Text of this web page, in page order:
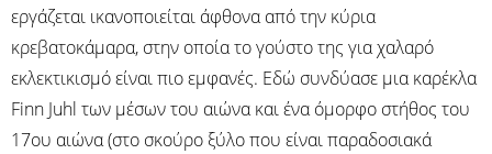
εργάζεται ικανοποιείται άφθονα από την κύρια
κρεβατοκάμαρα, στην οποία το γούστο της για χαλαρό
εκλεκτικισμό είναι πιο εμφανές. Εδώ συνδύασε μια καρέκλα
Finn Juhl των μέσων του αιώνα και ένα όμορφο στήθος του
17ου αιώνα (στο σκούρο ξύλο που είναι παραδοσιακά